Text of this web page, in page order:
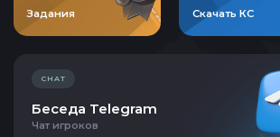
Задания Скачать КС
CHAT
Беседа Telegram
Чат игроков